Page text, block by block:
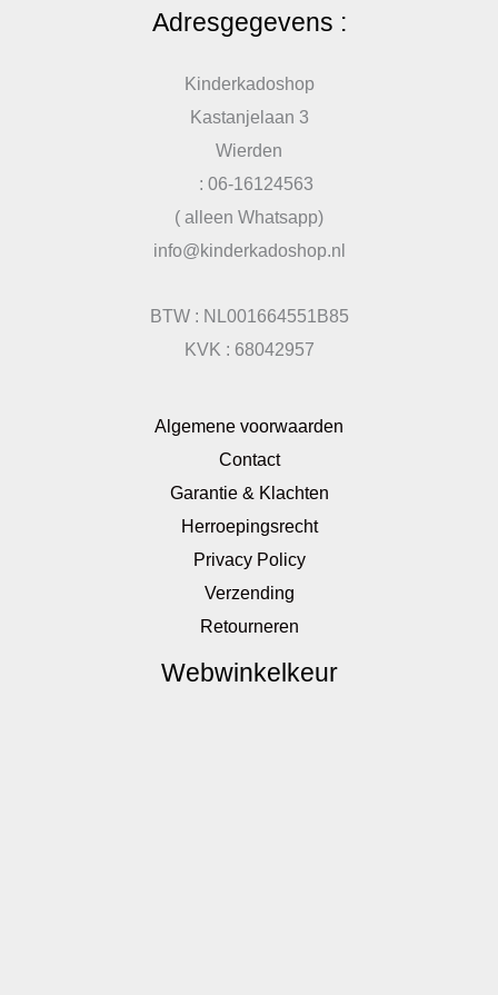
Adresgegevens :
Kinderkadoshop
Kastanjelaan 3
Wierden
: 06-16124563
( alleen Whatsapp)
info@kinderkadoshop.nl
BTW : NL001664551B85
KVK : 68042957
Algemene voorwaarden
Contact
Garantie & Klachten
Herroepingsrecht
Privacy Policy
Verzending
Retourneren
Webwinkelkeur